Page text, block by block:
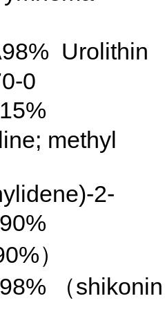
Urolithin
0
methyl
2-
）
（shikonin